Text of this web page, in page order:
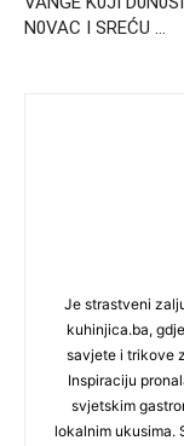
N0VAC I SREĆU …
Je strastveni
kuhinjica.ba,
savjete i trikove
Inspiraciju
svjetskim
lokalnim ukusima.